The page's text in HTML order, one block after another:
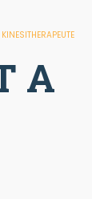
KINESITHERAPEUTE
A